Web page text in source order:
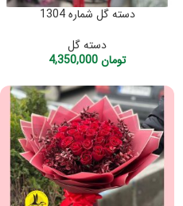
دسته گل شماره 1304
دسته گل
تومان